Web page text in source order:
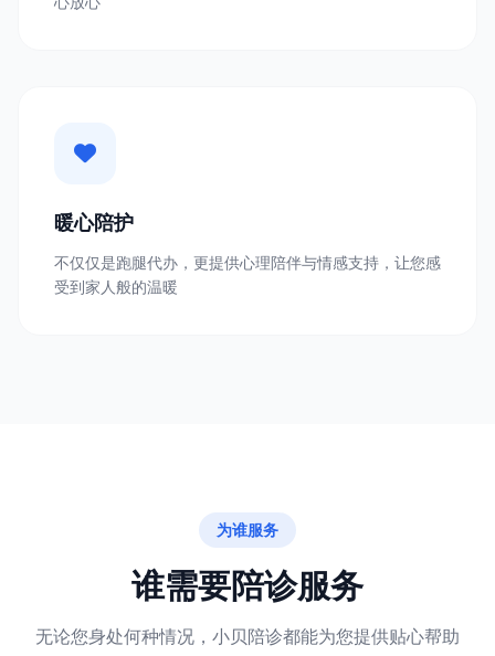
暖心陪护
不仅仅是跑腿代办，更提供心理陪伴与情感支持，让您感
受到家人般的温暖
为谁服务
谁需要陪诊服务
无论您身处何种情况，小贝陪诊都能为您提供贴心帮助